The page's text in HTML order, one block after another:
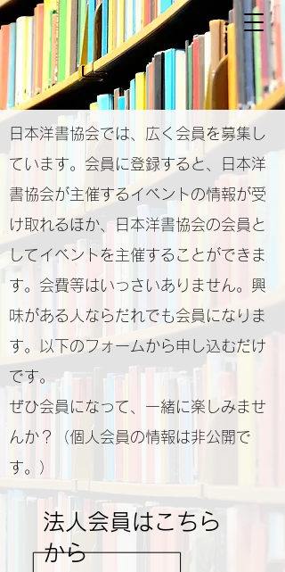
日本洋書協会では、広く会員を募集し
ています。会員に登録すると、日本洋
書協会が主催するイベントの情報が受
け取れるほか、日本洋書協会の会員と
してイベントを主催することができま
す。会費等はいっさいありません。​興
味がある人ならだれでも会員になりま
す。以下のフォームから申し込むだけ
です。
​ぜひ会員になって、一緒に楽しみませ
んか？（個人会員の情報は非公開で
す。）
法人会員はこちら
から